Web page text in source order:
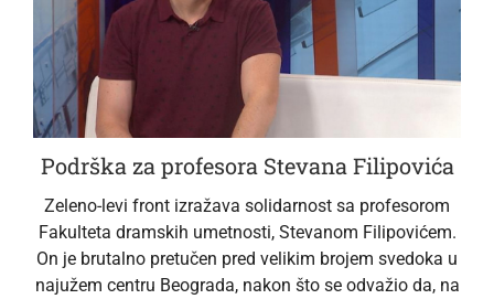
Podrška za profesora Stevana Filipovića
Zeleno-levi front izražava solidarnost sa profesorom
Fakulteta dramskih umetnosti, Stevanom Filipovićem.
On je brutalno pretučen pred velikim brojem svedoka u
najužem centru Beograda, nakon što se odvažio da, na